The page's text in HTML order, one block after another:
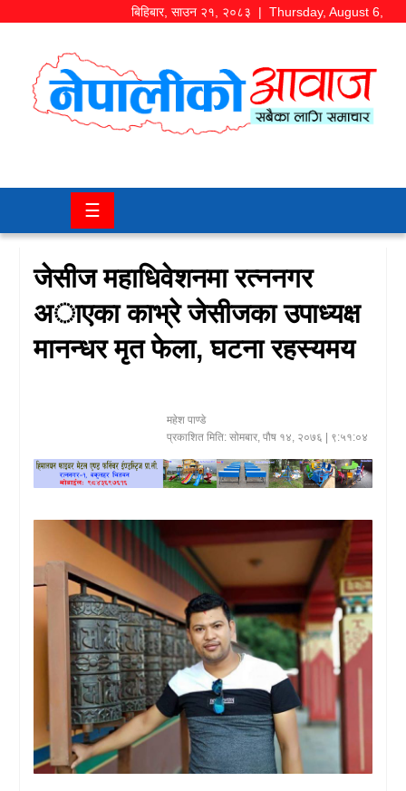
बिहिबार,साउन २१, २०८३ | Thursday, August 6,
समाज/
चितवन
कला/
मनोरञ्जन
बजार
प्रदेश
प्रवास/
स्वास्थ्य/
रोचक
☰
जेसीज महाधिवेशनमा रत्ननगर
अाएका काभ्रे जेसीजका उपाध्यक्ष
मानन्धर मृत फेला, घटना रहस्यमय
महेश पाण्डे
प्रकाशित मिति: सोमबार, पौष १४, २०७६ | ९:५१:०४